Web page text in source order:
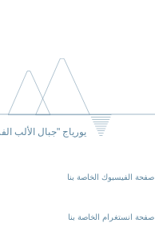
يورياج "جبال الألب
صفحة الفيسبوك الخاصة بنا
صفحة انستغرام الخاصة بنا